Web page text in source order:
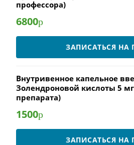
профессора)
6800р
ЗАПИСАТЬСЯ НА
Внутривенное капельное
Золендроновой кислоты 5
препарата)
1500р
ЗАПИСАТЬСЯ НА